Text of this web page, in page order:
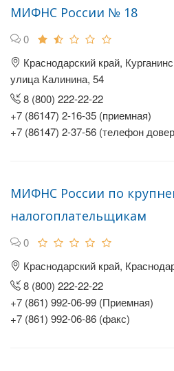
МИФНС России № 18
0
Краснодарский край,
улица Калинина, 54
8 (800) 222-22-22
+7 (86147) 2-16-35 (приемная)
+7 (86147) 2-37-56 (телефон
МИФНС России по
налогоплательщикам
0
Краснодарский край,
8 (800) 222-22-22
+7 (861) 992-06-99 (Приемная)
+7 (861) 992-06-86 (факс)